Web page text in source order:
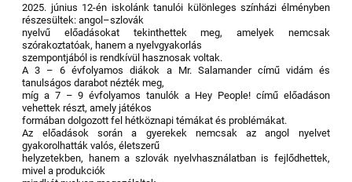
2025. június 12-én iskolánk tanulói különleges színházi élményben
részesültek: angol–szlovák
nyelvű előadásokat tekinthettek meg, amelyek nemcsak
szórakoztatóak, hanem a nyelvgyakorlás
szempontjából is rendkívül hasznosak voltak.
A 3 – 6 évfolyamos diákok a Mr. Salamander című vidám és
tanulságos darabot nézték meg,
míg a 7 – 9 évfolyamos tanulók a Hey People! című előadáson
vehettek részt, amely játékos
formában dolgozott fel hétköznapi témákat és problémákat.
Az előadások során a gyerekek nemcsak az angol nyelvet
gyakorolhatták valós, életszerű
helyzetekben, hanem a szlovák nyelvhasználatban is fejlődhettek,
mivel a produkciók